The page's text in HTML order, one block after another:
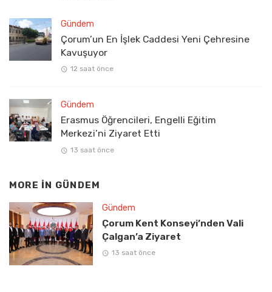
Gündem
Çorum’un En İşlek Caddesi Yeni Çehresine
Kavuşuyor
12 saat önce
Gündem
Erasmus Öğrencileri, Engelli Eğitim
Merkezi’ni Ziyaret Etti
13 saat önce
MORE IN GÜNDEM
Gündem
Çorum Kent Konseyi’nden Vali
Çalgan’a Ziyaret
13 saat önce